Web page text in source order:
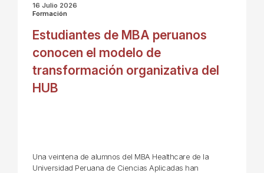
16 Julio 2026
Formación
Estudiantes de MBA peruanos
conocen el modelo de
transformación organizativa del
HUB
Una veintena de alumnos del MBA Healthcare de la
Universidad Peruana de Ciencias Aplicadas han